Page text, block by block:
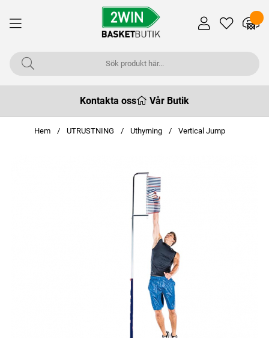
Kontakta oss Vår Butik
Hem UTRUSTNING Uthyrning Vertical Jump